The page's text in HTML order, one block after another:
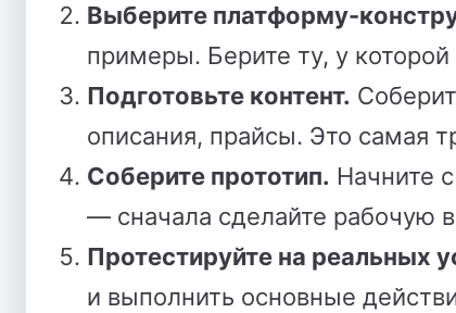
Выберите платформу-
примеры. Берите ту, у
Подготовьте контент.
описания, прайсы. Это самая
Соберите прототип. Начните
— сначала сделайте рабочую
Протестируйте на реальных
и выполнить основные